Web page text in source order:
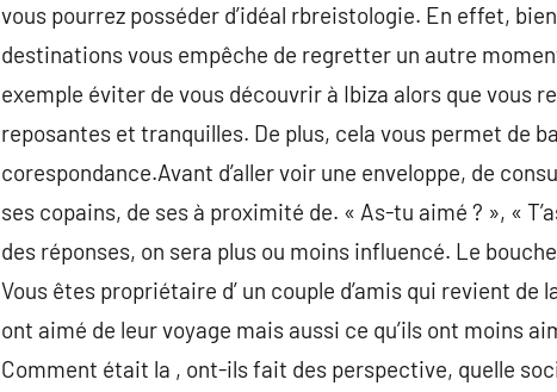
vous pourrez posséder d’idéal rbreistologie. En effet,
destinations vous empêche de regretter un autre
exemple éviter de vous découvrir à Ibiza alors que vous
reposantes et tranquilles. De plus, cela vous permet de
corespondance.Avant d’aller voir une enveloppe, de
ses copains, de ses à proximité de. « As-tu aimé ? », «
des réponses, on sera plus ou moins influencé. Le
Vous êtes propriétaire d’ un couple d’amis qui revient
ont aimé de leur voyage mais aussi ce qu’ils ont moins
Comment était la , ont-ils fait des perspective, quelle